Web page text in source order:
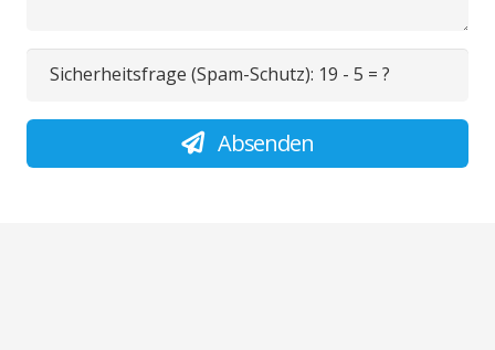
Sicherheitsfrage (Spam-Schutz): 19 - 5 = ?
Absenden